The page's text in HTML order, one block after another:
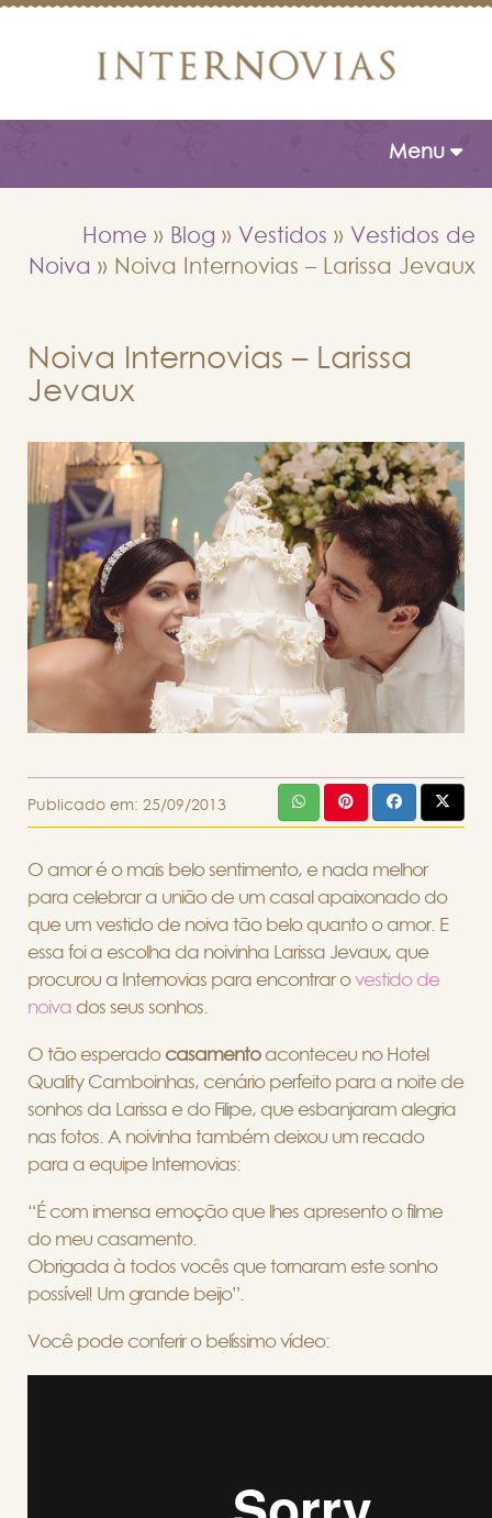
Toggle
Menu
Home » Blog » Vestidos » Vestidos de
Noiva » Noiva Internovias – Larissa Jevaux
Noiva Internovias – Larissa
Jevaux
Publicado em: 25/09/2013
O amor é o mais belo sentimento, e nada melhor
para celebrar a união de um casal apaixonado do
que um vestido de noiva tão belo quanto o amor. E
essa foi a escolha da noivinha Larissa Jevaux, que
procurou a Internovias para encontrar ovestido de
noiva dos seus sonhos.
O tão esperado casamentoaconteceu no Hotel
Quality Camboinhas, cenário perfeito para a noite de
sonhos da Larissa e do Filipe, que esbanjaram alegria
nas fotos. A noivinha também deixou um recado
para a equipe Internovias:
“É com imensa emoção que lhes apresento o filme
do meu casamento.
Obrigada à todos vocês que tornaram este sonho
possível! Um grande beijo”.
Você pode conferir o belíssimo vídeo: